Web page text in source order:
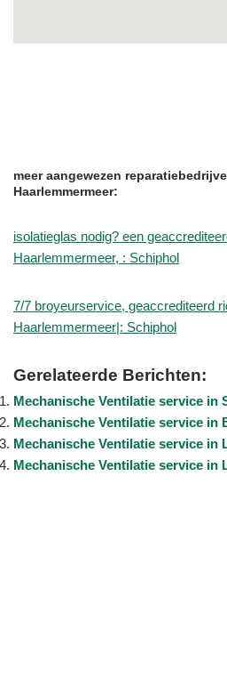
meer aangewezen
Haarlemmermeer:
isolatieglas nodig? een
Haarlemmermeer, : Schiphol
7/7 broyeurservice, geaccrediteerd
Haarlemmermeer|: Schiphol
Gerelateerde Berichten:
Mechanische Ventilatie service in
Mechanische Ventilatie service in
Mechanische Ventilatie service in
Mechanische Ventilatie service in